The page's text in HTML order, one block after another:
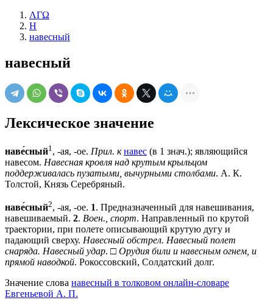
ΛΓΩ
Н
навесный
навесный
Лексическое значение
наве́сный1 , -ая, -ое. Прил. к навес (в 1 знач.); являющийся
навесом. Навесная кровля над крутым крыльцом
поддерживалась пузатыми, вычурными столбами. А. К.
Толстой, Князь Серебряный.
наве́сный2, -ая, -ое. 1. Предназначенный для навешивания,
навешиваемый. 2. Воен., спорт. Направленный по крутой
траектории, при полете описывающий крутую дугу и
падающий сверху. Навесный обстрел. Навесный полет
снаряда. Навесный удар. □ Орудия били и навесным огнем, и
прямой наводкой. Рокоссовский, Солдатский долг.
Значение слова навесный в толковом онлайн-словаре
Евгеньевой А. П.